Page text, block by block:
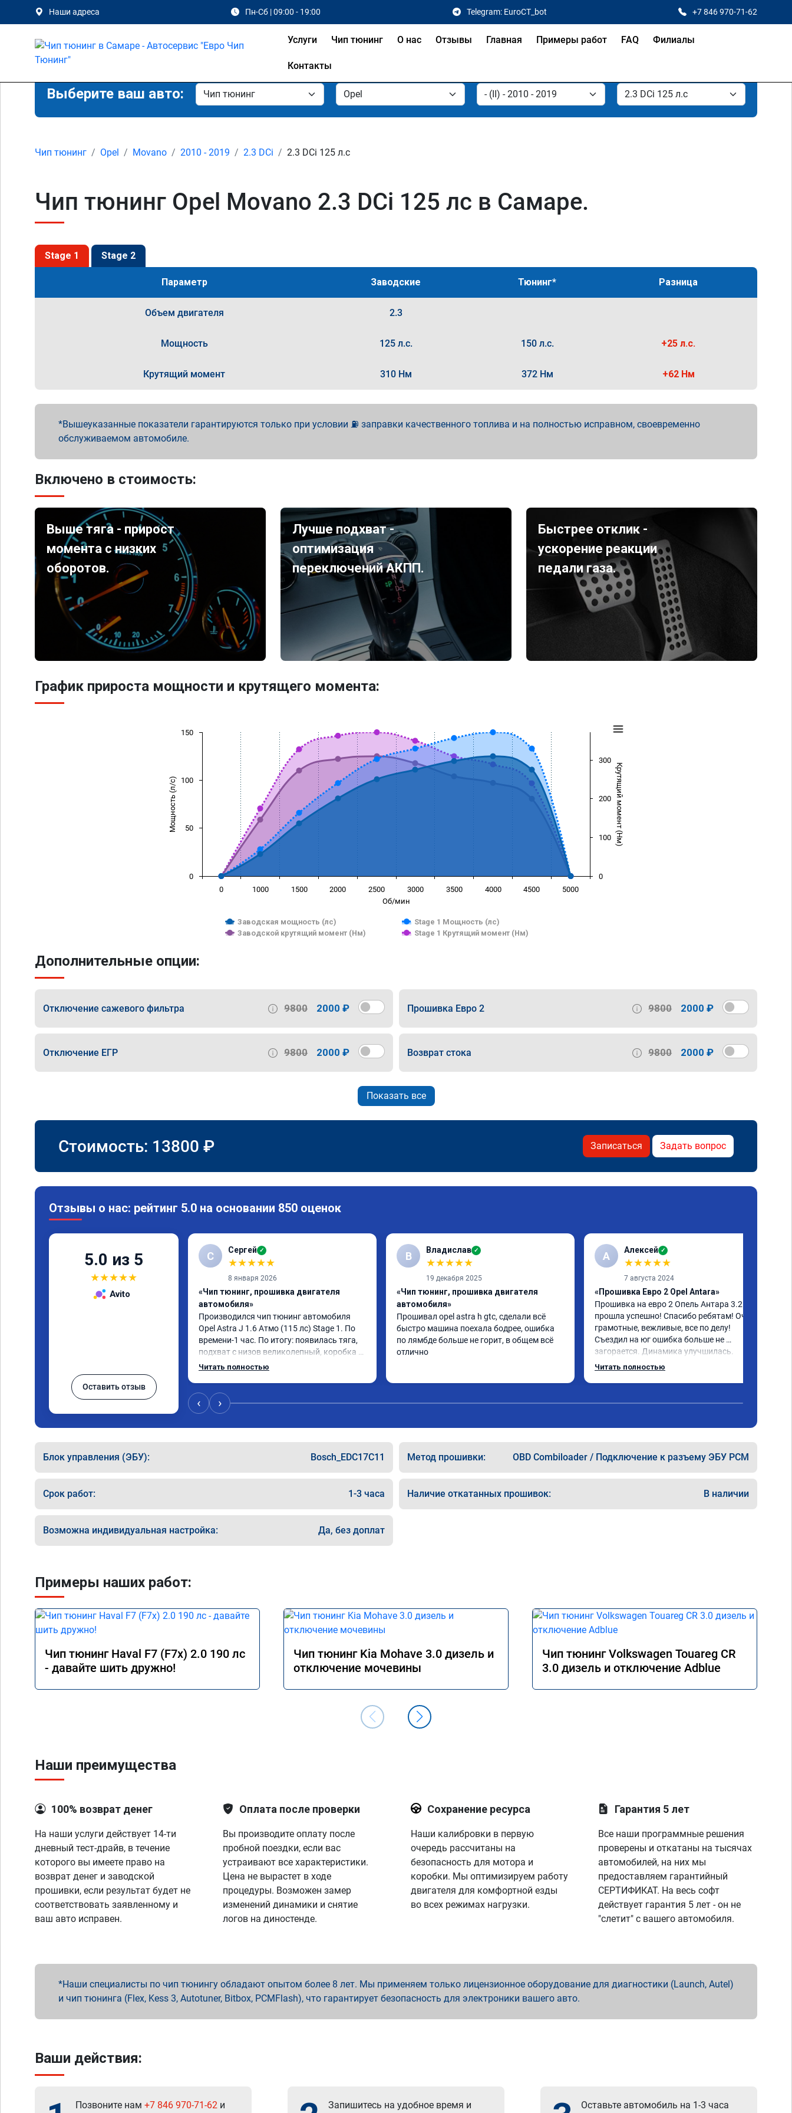
Наши адреса Пн-Сб | 09:00 - 19:00 Telegram: EuroCT_bot +7 846 970-71-62
Услуги Чип тюнинг О нас Отзывы Главная Примеры работ FAQ Филиалы
Контакты
Выберите ваш авто:
Чип тюнинг Opel Movano 2010 - 2019 2.3 DCi 2.3 DCi 125 л.с
Чип тюнинг Opel Movano 2.3 DCi 125 лс в Самаре.
Stage 1 Stage 2
Параметр Заводские Тюнинг* Разница
Объем двигателя 2.3
Мощность 125 л.с. 150 л.с. +25 л.с.
Крутящий момент 310 Нм 372 Нм +62 Нм
Вышеуказанные показатели гарантируются только при условии ⛽ заправки качественного топлива и на полностью исправном, своевременно
обслуживаемом автомобиле.
Включено в стоимость:
Выше тяга - прирост
момента с низких
оборотов.
Лучше подхват -
оптимизация
переключений АКПП.
Быстрее отклик -
ускорение реакции
педали газа.
График прироста мощности и крутящего момента:
Об/мин
Мощность (л/с) Крутящий момент (Нм)
Заводская мощность (лс)
Stage 1 Мощность (лс)
Заводской крутящий момент (Нм)
Stage 1 Крутящий момент (Нм)
0 1000 1500 2000 2500 3000 3500 4000 4500 5000
0
50
100
150
0
100
200
300
Дополнительные опции:
Отключение сажевого фильтра 9800 2000 ₽ Прошивка Евро 2 9800 2000 ₽
Отключение ЕГР 9800 2000 ₽ Возврат стока 9800 2000 ₽
Показать все
Стоимость: 13800 ₽ Записаться Задать вопрос
Отзывы о нас: рейтинг 5.0 на основании 850 оценок
5.0 из 5
★★★★★
Avito
Оставить отзыв
С Сергей ✓
★★★★★
8 января 2026
«Чип тюнинг, прошивка двигателя
автомобиля»
Производился чип тюнинг автомобиля
Opel Astra J 1.6 Атмо (115 лс) Stage 1. По
времени-1 час. По итогу: появилась тяга,
подхват с низов великолепный, коробка
стала работать плавнее. На трассе
Вообщем доволен как слон )))
Рекомендую компанию!
Читать полностью
В Владислав ✓
★★★★★
19 декабря 2025
«Чип тюнинг, прошивка двигателя
автомобиля»
Прошивал opel astra h gtc, сделали всё
быстро машина поехала бодрее, ошибка
по лямбде больше не горит, в общем всё
отлично
А Алексей ✓
★★★★★
7 августа 2024
«Прошивка Евро 2 Opel Antara»
Прошивка на евро 2 Опель Антара 3.2
прошла успешно! Спасибо ребятам! Очень
грамотные, вежливые, все по делу!
Съездил на юг ошибка больше не
загорается. Динамика улучшилась.
Советую данный сервис. Ещё раз
Читать полностью
‹ ›
Блок управления (ЭБУ): Bosch_EDC17C11 Метод прошивки: OBD Combiloader / Подключение к разъему ЭБУ PCM
Срок работ: 1-3 часа Наличие откатанных прошивок: В наличии
Возможна индивидуальная настройка: Да, без доплат
Примеры наших работ:
Чип тюнинг Haval F7 (F7x) 2.0 190 лс
- давайте шить дружно!
Чип тюнинг Kia Mohave 3.0 дизель и
отключение мочевины
Чип тюнинг Volkswagen Touareg CR
3.0 дизель и отключение Adblue
Наши преимущества
100% возврат денег
На наши услуги действует 14-ти
дневный тест-драйв, в течение
которого вы имеете право на
возврат денег и заводской
прошивки, если результат будет не
соответствовать заявленному и
ваш авто исправен.
Оплата после проверки
Вы производите оплату после
пробной поездки, если вас
устраивают все характеристики.
Цена не вырастет в ходе
процедуры. Возможен замер
изменений динамики и снятие
логов на диностенде.
Сохранение ресурса
Наши калибровки в первую
очередь рассчитаны на
безопасность для мотора и
коробки. Мы оптимизируем работу
двигателя для комфортной езды
во всех режимах нагрузки.
Гарантия 5 лет
Все наши программные решения
проверены и откатаны на тысячах
автомобилей, на них мы
предоставляем гарантийный
СЕРТИФИКАТ. На весь софт
действует гарантия 5 лет - он не
"слетит" с вашего автомобиля.
Наши специалисты по чип тюнингу обладают опытом более 8 лет. Мы применяем только лицензионное оборудование для диагностики (Launch, Autel)
и чип тюнинга (Flex, Kess 3, Autotuner, Bitbox, PCMFlash), что гарантирует безопасность для электроники вашего авто.
Ваши действия:
Позвоните нам +7 846 970-71-62 и Запишитесь на удобное время и Оставьте автомобиль на 1-3 часа